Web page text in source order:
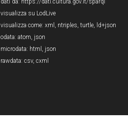
dati da: https://dati.cultura.gov.it/sparql
visualizza su LodLive
visualizza come: xml , ntriples, turtle, ld+json
odata: atom, json
microdata: html , json
rawdata: csv, cxml